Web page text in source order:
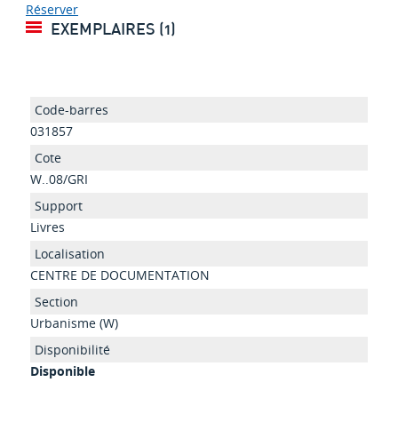
Réserver
EXEMPLAIRES (1)
031857
W..08/GRI
Livres
CENTRE DE DOCUMENTATION
Urbanisme (W)
Disponible